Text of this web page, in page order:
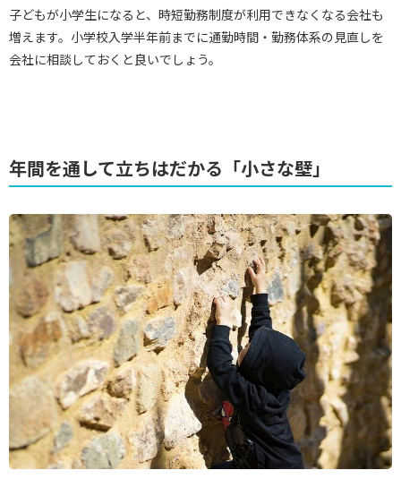
子どもが小学生になると、時短勤務制度が利用できなくなる会社も
増えます。小学校入学半年前までに通勤時間・勤務体系の見直しを
会社に相談しておくと良いでしょう。
年間を通して立ちはだかる「小さな壁」